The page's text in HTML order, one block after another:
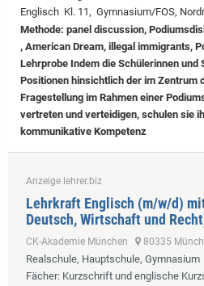
Englisch Kl. 11, Gymnasium/FOS,
Methode: panel discussion,
, American Dream, illegal immigrants,
Lehrprobe Indem die Schülerinnen und
Positionen hinsichtlich der im Zentrum
Fragestellung im Rahmen einer
vertreten und verteidigen, schulen sie
kommunikative Kompetenz
Anzeige lehrer.biz
Lehrkraft Englisch (m/w/d)
Deutsch, Wirtschaft und
CK-Akademie München 80335
Realschule, Hauptschule, Gymnasium
Fächer: Kurzschrift und englische